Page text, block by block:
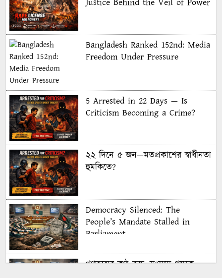
Justice Behind the Veil of Power
Bangladesh Ranked 152nd: Media
Freedom Under Pressure
5 Arrested in 22 Days — Is
Criticism Becoming a Crime?
২২ দিনে ৫ জন—মতপ্রকাশের স্বাধীনতা
হুমকিতে?
Democracy Silenced: The
People’s Mandate Stalled in
Parliament
গণতন্ত্রের কণ্ঠ রুদ্ধ: সংসদে থমকে